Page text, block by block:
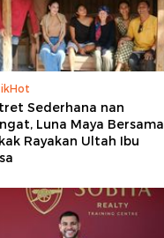
Sederhana nan
Luna Maya Bersama
Rayakan Ultah Ibu